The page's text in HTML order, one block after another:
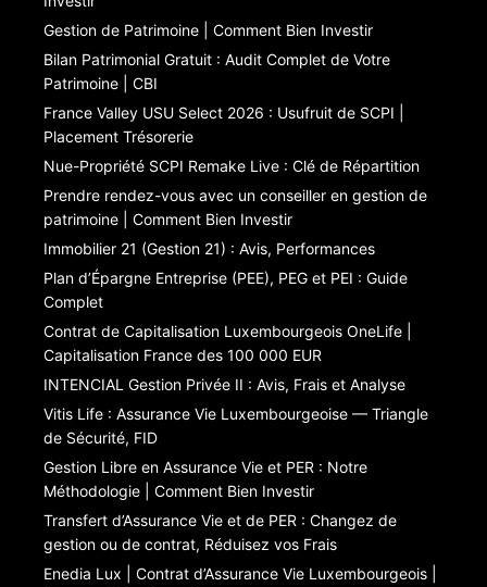
Gestion de Patrimoine | Comment Bien Investir
Bilan Patrimonial Gratuit : Audit Complet de Votre
Patrimoine | CBI
France Valley USU Select 2026 : Usufruit de SCPI |
Placement Trésorerie
Nue-Propriété SCPI Remake Live : Clé de Répartition
Prendre rendez-vous avec un conseiller en gestion de
patrimoine | Comment Bien Investir
Immobilier 21 (Gestion 21) : Avis, Performances
Plan d’Épargne Entreprise (PEE), PEG et PEI : Guide
Complet
Contrat de Capitalisation Luxembourgeois OneLife |
Capitalisation France des 100 000 EUR
INTENCIAL Gestion Privée II : Avis, Frais et Analyse
Vitis Life : Assurance Vie Luxembourgeoise — Triangle
de Sécurité, FID
Gestion Libre en Assurance Vie et PER : Notre
Méthodologie | Comment Bien Investir
Transfert d’Assurance Vie et de PER : Changez de
gestion ou de contrat, Réduisez vos Frais
Enedia Lux | Contrat d’Assurance Vie Luxembourgeois |